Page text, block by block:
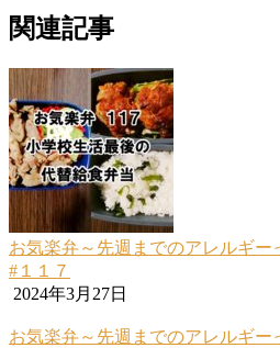
関連記事
お気楽弁～先週までのアレルギー
#１１７
2024年3月27日
お気楽弁～先週までのアレルギー